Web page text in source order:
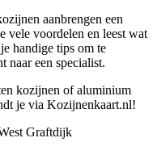
aanbrengen een
vele voordelen en leest wat
handige tips om te
naar een specialist.
kozijnen of aluminium
je via Kozijnenkaart.nl!
Graftdijk